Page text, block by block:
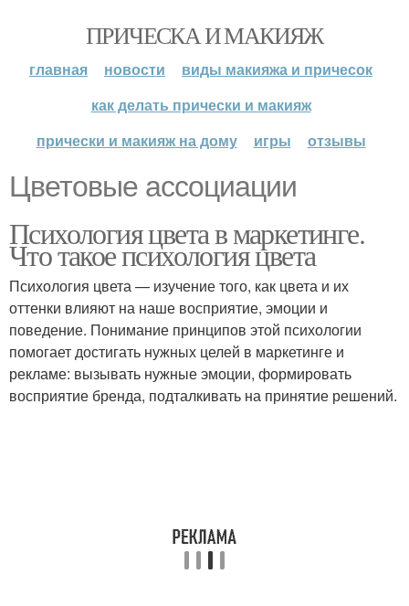
ПРИЧЕСКА И МАКИЯЖ
главная новости
виды макияжа и причесок
как делать прически и макияж
прически и макияж на дому
игры отзывы
Цветовые ассоциации
Психология цвета в маркетинге.
Что такое психология цвета
Психология цвета — изучение того, как цвета и их
оттенки влияют на наше восприятие, эмоции и
поведение. Понимание принципов этой психологии
помогает достигать нужных целей в маркетинге и
рекламе: вызывать нужные эмоции, формировать
восприятие бренда, подталкивать на принятие решений.